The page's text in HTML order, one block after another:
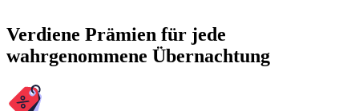
Verdiene Prämien für jede
wahrgenommene Übernachtung